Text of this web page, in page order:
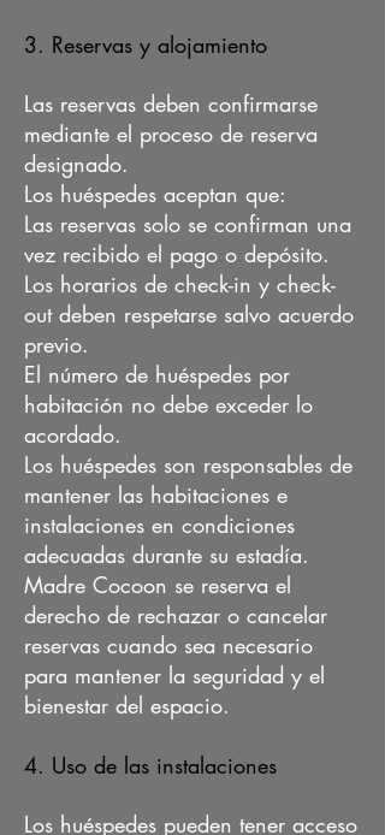
3. Reservas y alojamiento
Las reservas deben confirmarse
mediante el proceso de reserva
designado.
Los huéspedes aceptan que:
Las reservas solo se confirman una
vez recibido el pago o depósito.
Los horarios de check-in y check-
out deben respetarse salvo acuerdo
previo.
El número de huéspedes por
habitación no debe exceder lo
acordado.
Los huéspedes son responsables de
mantener las habitaciones e
instalaciones en condiciones
adecuadas durante su estadía.
Madre Cocoon se reserva el
derecho de rechazar o cancelar
reservas cuando sea necesario
para mantener la seguridad y el
bienestar del espacio.
4. Uso de las instalaciones
Los huéspedes pueden tener acceso